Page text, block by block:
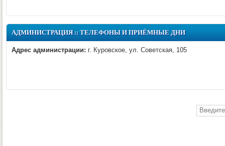
АДМИНИСТРАЦИЯ :: ТЕЛЕФОНЫ И ПРИЁМНЫЕ ДНИ
Адрес администрации: г. Куровское, ул. Советская, 105